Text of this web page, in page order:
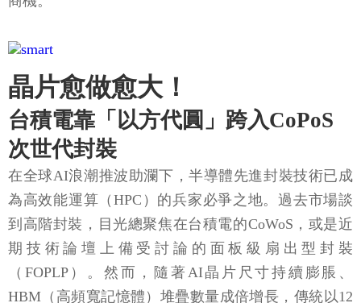
晶片愈做愈大！
台積電靠「以方代圓」跨入CoPoS
次世代封裝
在全球AI浪潮推波助瀾下，半導體先進封裝技術已成
為高效能運算（HPC）的兵家必爭之地。過去市場談
到高階封裝，目光總聚焦在台積電的CoWoS，或是近
期技術論壇上備受討論的面板級扇出型封裝
（FOPLP）。然而，隨著AI晶片尺寸持續膨脹、
HBM（高頻寬記憶體）堆疊數量成倍增長，傳統以12